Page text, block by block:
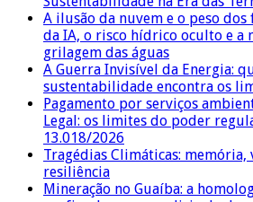
A ilusão da nuvem e o peso dos
da IA, o risco hídrico oculto e a
grilagem das águas
A Guerra Invisível da Energia:
sustentabilidade encontra os
Pagamento por serviços
Legal: os limites do poder
13.018/2026
Tragédias Climáticas:
resiliência
Mineração no Guaíba: a